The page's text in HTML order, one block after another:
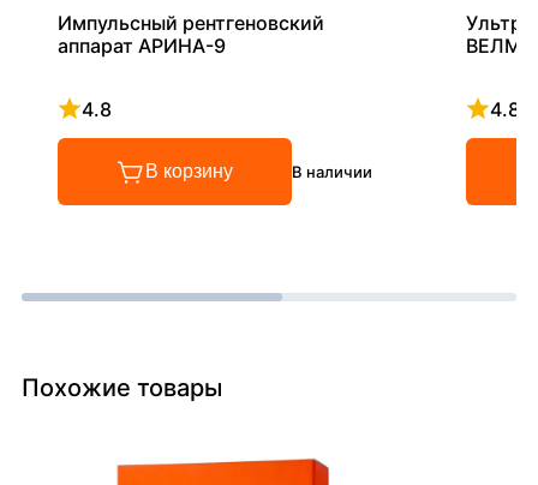
Импульсный рентгеновский
аппарат АРИНА-9
4.8
Рейтинг 4.8 из 5
В корзину В наличии
4.8
Похожие товары